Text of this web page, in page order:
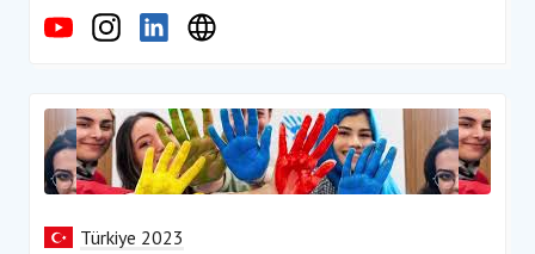
Türkiye 2023